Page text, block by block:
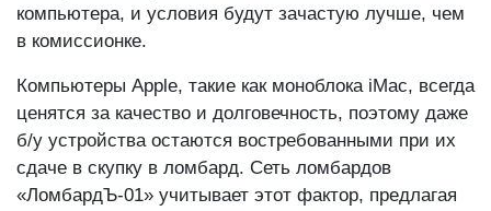
компьютера, и условия будут зачастую лучше, чем
в комиссионке.
Компьютеры Apple, такие как моноблока iMac, всегда
ценятся за качество и долговечность, поэтому даже
б/у устройства остаются востребованными при их
сдаче в скупку в ломбард. Сеть ломбардов
«ЛомбардЪ-01» учитывает этот фактор, предлагая